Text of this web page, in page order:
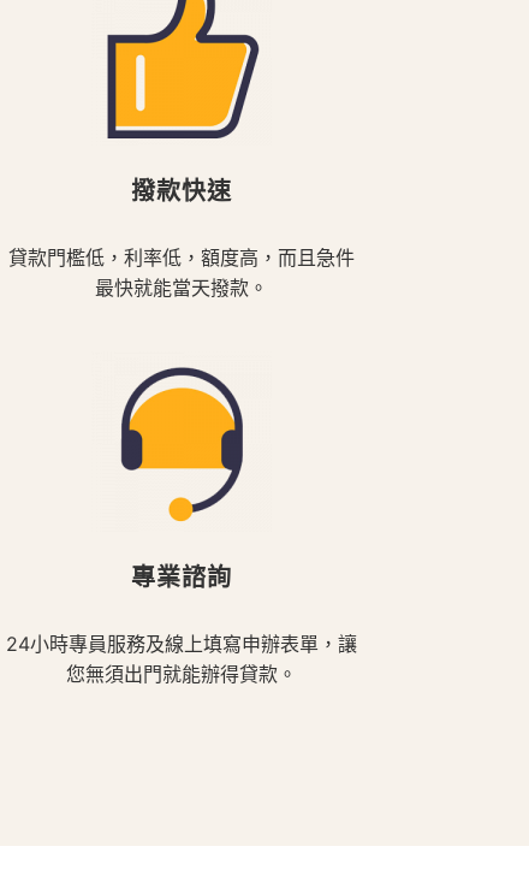
撥款快速
貸款門檻低，利率低，額度高，而且急件
最快就能當天撥款。
專業諮詢
24小時專員服務及線上填寫申辦表單，讓
您無須出門就能辦得貸款。